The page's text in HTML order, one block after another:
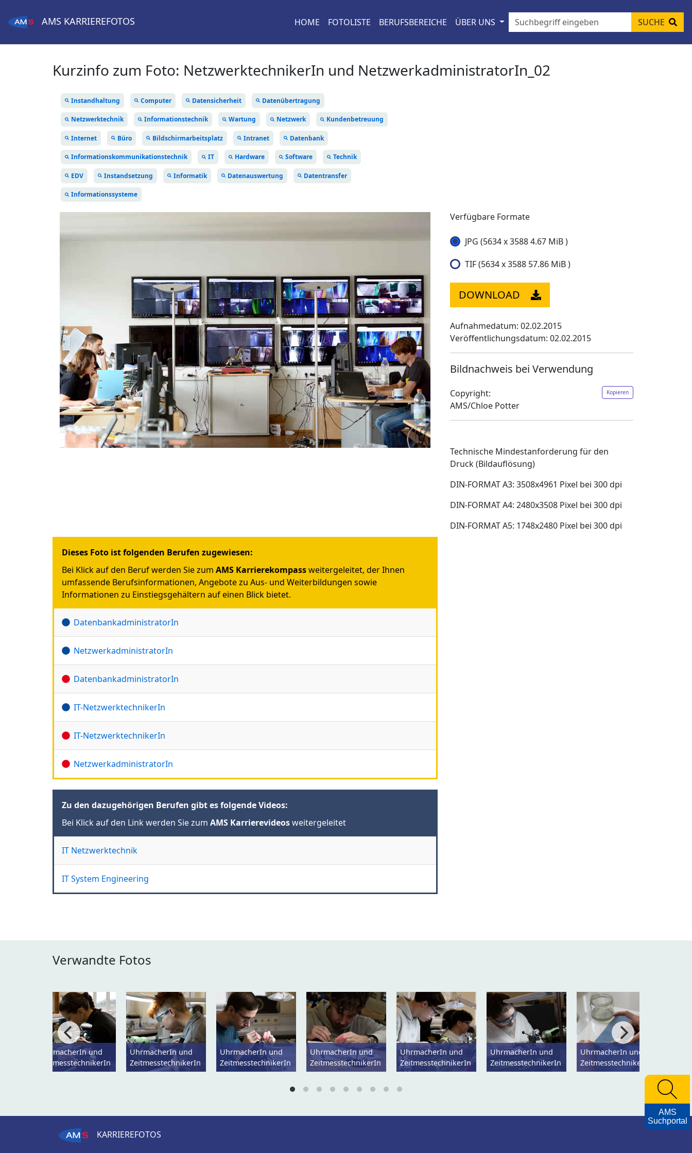
AMS KARRIEREFOTOS HOME FOTOLISTE BERUFSBEREICHE ÜBER UNS SUCHE
Kurzinfo zum Foto: NetzwerktechnikerIn und NetzwerkadministratorIn_02
Instandhaltung Computer Datensicherheit Datenübertragung
Netzwerktechnik Informationstechnik Wartung Netzwerk Kundenbetreuung
Internet Büro Bildschirmarbeitsplatz Intranet Datenbank
Informationskommunikationstechnik IT Hardware Software Technik
EDV Instandsetzung Informatik Datenauswertung Datentransfer
Informationssysteme
Verfügbare Formate
JPG (5634 x 3588 4.67 MiB )
TIF (5634 x 3588 57.86 MiB )
DOWNLOAD
Aufnahmedatum: 02.02.2015
Veröffentlichungsdatum: 02.02.2015
Bildnachweis bei Verwendung
Copyright: Kopieren
AMS/Chloe Potter
Technische Mindestanforderung für den
Druck (Bildauflösung)
DIN-FORMAT A3: 3508x4961 Pixel bei 300 dpi
DIN-FORMAT A4: 2480x3508 Pixel bei 300 dpi
DIN-FORMAT A5: 1748x2480 Pixel bei 300 dpi
Dieses Foto ist folgenden Berufen zugewiesen:
Bei Klick auf den Beruf werden Sie zum AMS Karrierekompassweitergeleitet, der Ihnen
umfassende Berufsinformationen, Angebote zu Aus- und Weiterbildungen sowie
Informationen zu Einstiegsgehältern auf einen Blick bietet.
DatenbankadministratorIn
NetzwerkadministratorIn
DatenbankadministratorIn
IT-NetzwerktechnikerIn
IT-NetzwerktechnikerIn
NetzwerkadministratorIn
Zu den dazugehörigen Berufen gibt es folgende Videos:
Bei Klick auf den Link werden Sie zum AMS Karrierevideosweitergeleitet
IT Netzwerktechnik
IT System Engineering
Verwandte Fotos
UhrmacherIn und
ZeitmesstechnikerIn
UhrmacherIn und
ZeitmesstechnikerIn
UhrmacherIn und
ZeitmesstechnikerIn
UhrmacherIn und
ZeitmesstechnikerIn
UhrmacherIn und
ZeitmesstechnikerIn
UhrmacherIn und
ZeitmesstechnikerIn
UhrmacherIn und
ZeitmesstechnikerIn
KARRIEREFOTOS
AMS
Suchportal